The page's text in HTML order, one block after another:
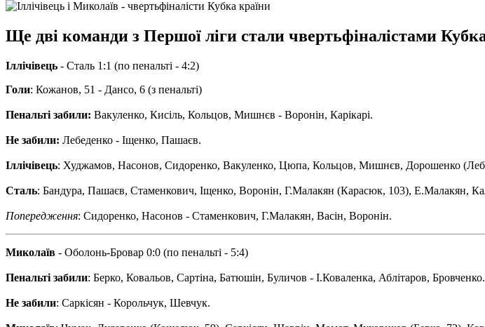
Ще дві команди з Першої ліги стали чвертьфіналістами
Іллічівець - Сталь 1:1 (по пенальті - 4:2)
Голи: Кожанов, 51 - Дансо, 6 (з пенальті)
Пенальті забили: Вакуленко, Кисіль, Кольцов, Мишнєв - Воронін, Карікарі.
Не забили: Лебеденко - Іщенко, Пашаєв.
Іллічівець: Худжамов, Насонов, Сидоренко, Вакуленко, Цюпа, Кольцов, Мишнєв, Дорошенко
Сталь: Бандура, Пашаєв, Стаменкович, Іщенко, Воронін, Г.Малакян (Карасюк, 103), Е.Малакян,
Попередження: Сидоренко, Насонов - Стаменкович, Г.Малакян, Васін, Воронін.
Миколаїв - Оболонь-Бровар 0:0 (по пенальті - 5:4)
Пенальті забили: Берко, Ковальов, Сартіна, Батюшін, Буличов - І.Коваленка, Аблітаров, Бровченко.
Не забили: Саркісян - Корольчук, Шевчук.